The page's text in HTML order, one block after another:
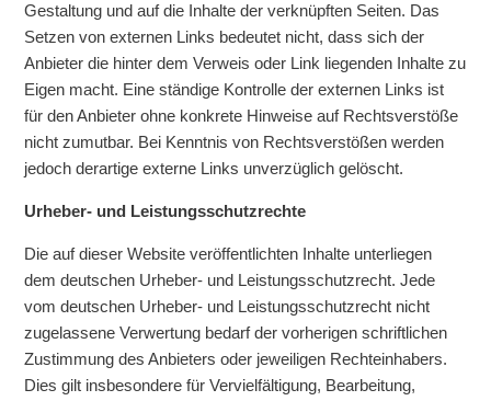
Gestaltung und auf die Inhalte der verknüpften Seiten. Das
Setzen von externen Links bedeutet nicht, dass sich der
Anbieter die hinter dem Verweis oder Link liegenden Inhalte zu
Eigen macht. Eine ständige Kontrolle der externen Links ist
für den Anbieter ohne konkrete Hinweise auf Rechtsverstöße
nicht zumutbar. Bei Kenntnis von Rechtsverstößen werden
jedoch derartige externe Links unverzüglich gelöscht.
Urheber- und Leistungsschutzrechte
Die auf dieser Website veröffentlichten Inhalte unterliegen
dem deutschen Urheber- und Leistungsschutzrecht. Jede
vom deutschen Urheber- und Leistungsschutzrecht nicht
zugelassene Verwertung bedarf der vorherigen schriftlichen
Zustimmung des Anbieters oder jeweiligen Rechteinhabers.
Dies gilt insbesondere für Vervielfältigung, Bearbeitung,